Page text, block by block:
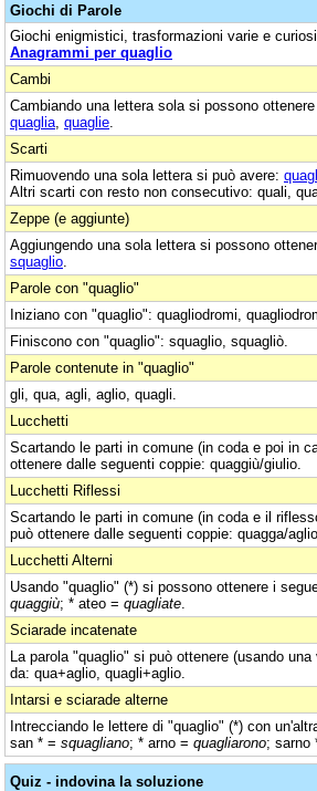
Giochi di Parole
Giochi enigmistici, trasformazioni varie e
Anagrammi per quaglio
Cambi
Cambiando una lettera sola si possono
quaglia quaglie
Scarti
Rimuovendo una sola lettera si può avere:
Altri scarti con resto non consecutivo: quali,
Zeppe (e aggiunte)
Aggiungendo una sola lettera si possono
squaglio
Parole con "quaglio"
Iniziano con "quaglio": quagliodromi,
Finiscono con "quaglio": squaglio, squagliò.
Parole contenute in "quaglio"
gli, qua, agli, aglio, quagli.
Lucchetti
Scartando le parti in comune (in coda e poi in
ottenere dalle seguenti coppie: quaggiù/giulio.
Lucchetti Riflessi
Scartando le parti in comune (in coda e il
può ottenere dalle seguenti coppie: quagga/aglio.
Lucchetti Alterni
Usando "quaglio" (*) si possono ottenere i
quaggiù; * ateo = quagliate
Sciarade incatenate
La parola "quaglio" si può ottenere (usando
da: qua+aglio, quagli+aglio.
Intarsi e sciarade alterne
Intrecciando le lettere di "quaglio" (*) con
san * = squagliano; * arno = quagliarono; sarno
Quiz - indovina la soluzione